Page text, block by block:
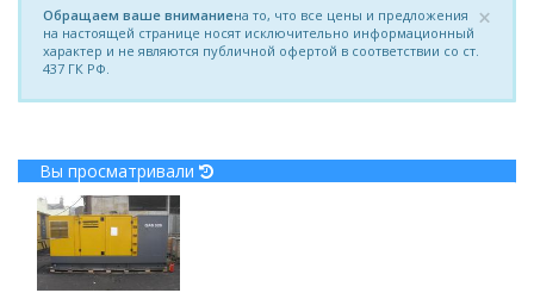
×
Обращаем ваше вниманиена то, что все цены и предложения
на настоящей странице носят исключительно информационный
характер и не являются публичной офертой в соответствии со ст.
437 ГК РФ.
Вы просматривали